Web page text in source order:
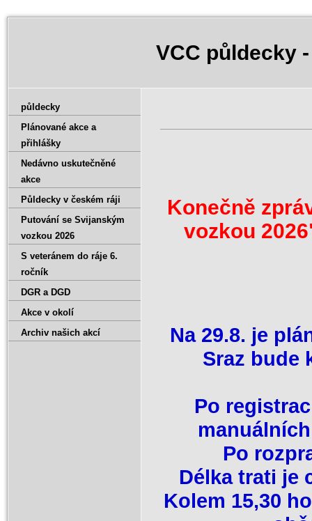
VCC půldecky
Konečně
vozkou
Na 29.8. je
Sraz bude
Po
Po
Délka trati je
Kolem 15,30
půldecky
Plánované akce a
přihlášky
Nedávno uskutečněné
akce
Půldecky v českém ráji
Putování se Svijanským
vozkou 2026
S veteránem do ráje 6.
ročník
DGR a DGD
Akce v okolí
Archiv našich akcí